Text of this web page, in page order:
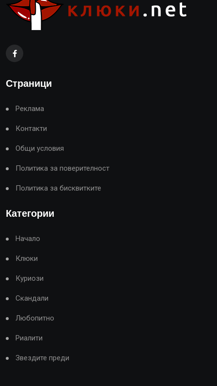
Страници
Реклама
Контакти
Общи условия
Политика за поверителност
Политика за бисквитките
Категории
Начало
Клюки
Куриози
Скандали
Любопитно
Риалити
Звездите преди